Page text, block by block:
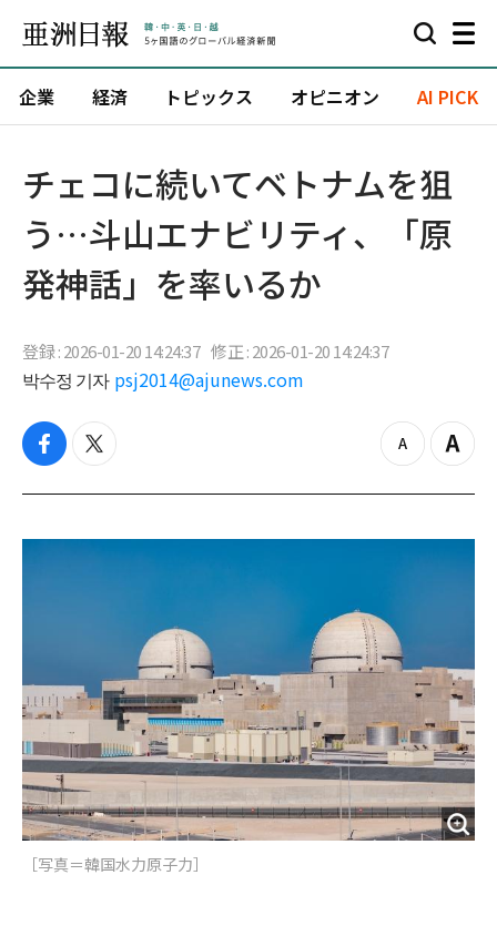
企業 経済 トピックス オピニオン AI PICK
チェコに続いてベトナムを狙
う…斗山エナビリティ、「原
発神話」を率いるか
登録 : 2026-01-20 14:24:37 修正 : 2026-01-20 14:24:37
박수정 기자 psj2014@ajunews.com
f
c
b
t
i
t
z
o
o
Z
o
i
［写真＝韓国水力原子力］